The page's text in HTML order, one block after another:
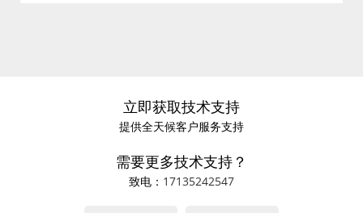
立即获取技术支持
提供全天候客户服务支持
需要更多技术支持？
致电： 17135242547